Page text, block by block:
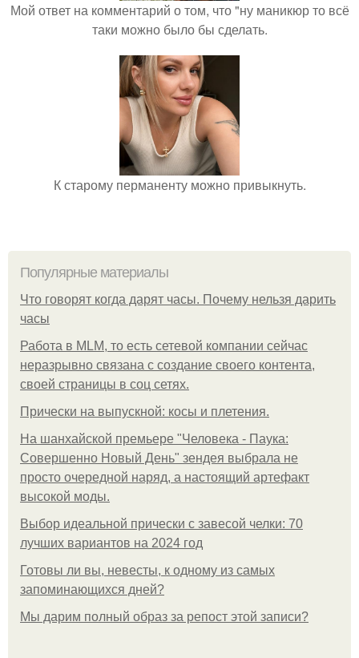
Мой ответ на комментарий о том, что "ну маникюр то всё
таки можно было бы сделать.
К старому перманенту можно привыкнуть.
Популярные материалы
Что говорят когда дарят часы. Почему нельзя дарить
часы
Работа в MLM, то есть сетевой компании сейчас
неразрывно связана с создание своего контента,
своей страницы в соц сетях.
Прически на выпускной: косы и плетения.
На шанхайской премьере "Человека - Паука:
Совершенно Новый День" зендея выбрала не
просто очередной наряд, а настоящий артефакт
высокой моды.
Выбор идеальной прически с завесой челки: 70
лучших вариантов на 2024 год
Готовы ли вы, невесты, к одному из самых
запоминающихся дней?
Мы дарим полный образ за репост этой записи?